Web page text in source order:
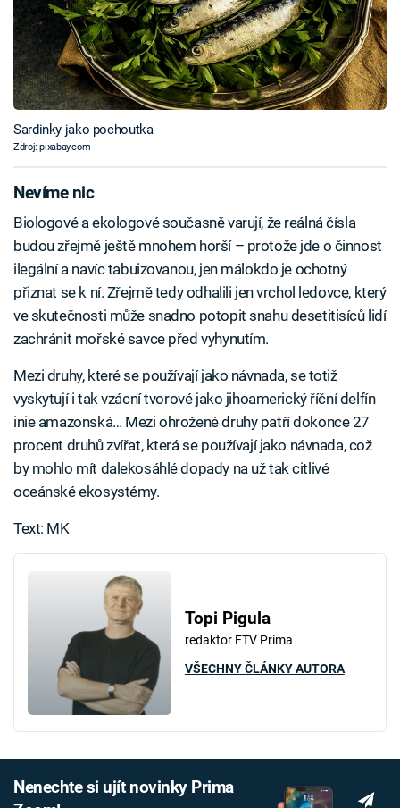
Sardinky jako pochoutka
Zdroj: pixabay.com
Nevíme nic
Biologové a ekologové současně varují, že reálná čísla
budou zřejmě ještě mnohem horší – protože jde o činnost
ilegální a navíc tabuizovanou, jen málokdo je ochotný
přiznat se k ní. Zřejmě tedy odhalili jen vrchol ledovce, který
ve skutečnosti může snadno potopit snahu desetitisíců lidí
zachránit mořské savce před vyhynutím.
Mezi druhy, které se používají jako návnada, se totiž
vyskytují i tak vzácní tvorové jako jihoamerický říční delfín
inie amazonská… Mezi ohrožené druhy patří dokonce 27
procent druhů zvířat, která se používají jako návnada, což
by mohlo mít dalekosáhlé dopady na už tak citlivé
oceánské ekosystémy.
Text: MK
Topi Pigula
redaktor FTV Prima
VŠECHNY ČLÁNKY AUTORA
Nenechte si ujít novinky Prima